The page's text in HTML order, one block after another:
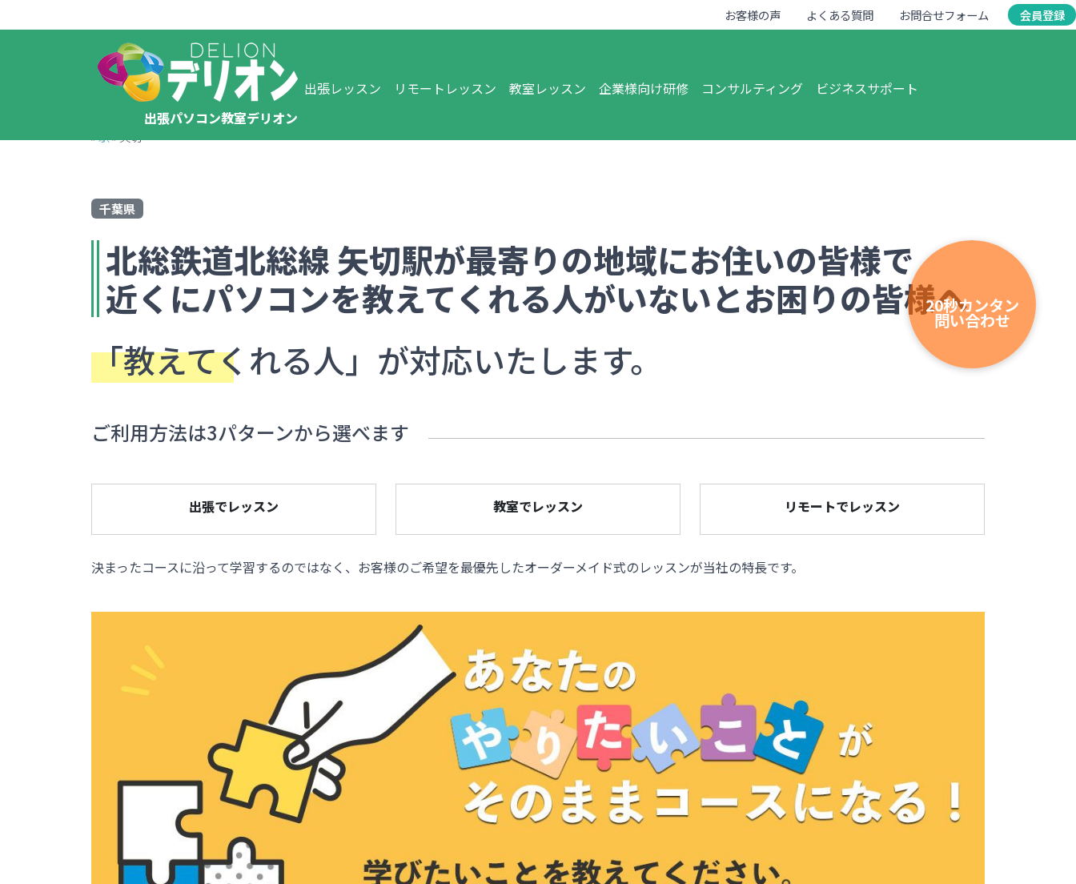
お客様の声 よくある質問 お問合せフォーム 会員登録
出張パソコン教室デリオン
出張レッスン リモートレッスン 教室レッスン 企業様向け研修 コンサルティング ビジネスサポート
»駅»矢切
千葉県
北総鉄道北総線矢切駅が最寄りの地域にお住いの皆様で
近くにパソコンを教えてくれる人がいないとお困りの皆様へ
「教えてくれる人」 が対応いたします。
ご利用方法は3パターンから選べます
出張でレッスン 教室でレッスン リモートでレッスン
決まったコースに沿って学習するのではなく、お客様のご希望を最優先したオーダーメイド式のレッスンが当社の特長です。
20秒カンタン
問い合わせ